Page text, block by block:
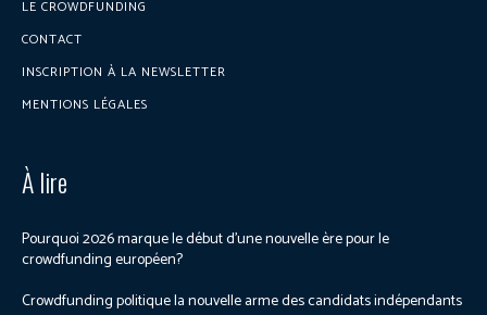
LE CROWDFUNDING
CONTACT
INSCRIPTION À LA NEWSLETTER
MENTIONS LÉGALES
À lire
Pourquoi 2026 marque le début d’une nouvelle ère pour le
crowdfunding européen?
Crowdfunding politique la nouvelle arme des candidats indépendants